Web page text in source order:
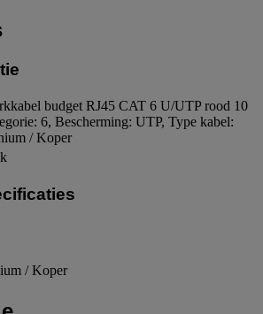
budget RJ45 CAT 6 U/UTP rood 10
6, Bescherming: UTP, Type kabel:
/ Koper
/ Koper